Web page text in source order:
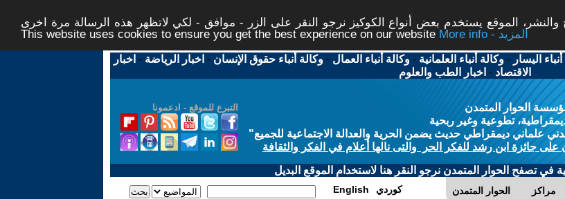
الموقع يستخدم بعض أنواع الكوكيز نرجو النقر على الزر - موافق - لكي لاتظهر هذه الرسالة مرة اخرى -
This website uses cookies to ensure you get the best experience on our website
More info - المزيد
اليسار -وكالة أنباء العلمانية -وكالة أنباء العمال -وكالة أنباء حقوق الإنسان - اخبار الرياضة - اخبار
الاقتصاد - اخبار الطب والعلوم
التبرع للموقع - ادعمونا
الحوار المتمدن
تطوعية وغير ربحية
علماني ديمقراطي حديث يضمن الحرية والعدالة الاجتماعية للجميع"
على جائزة ابن رشد للفكر الحر والتى نالها أعلام في الفكر والثقافة
في تصفح الحوار المتمدن نرجو النقر هنا لاستخدام الموقع البديل
الحوار المتمدن مراكز English كوردي